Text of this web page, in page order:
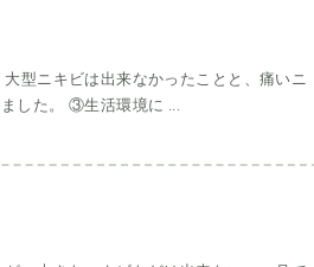
ニキビは出来なかったことと、痛いニ
した。 ③生活環境に ...